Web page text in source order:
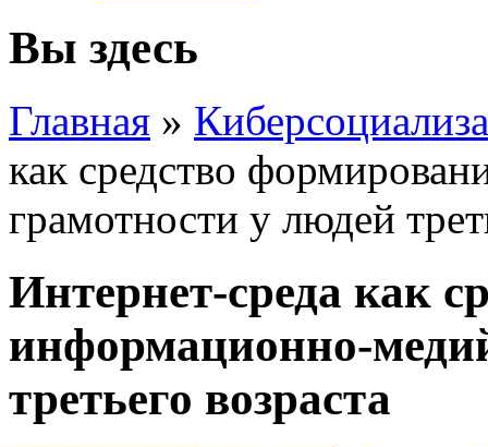
Вы здесь
Главная »
как средство
грамотности у людей
Интернет-среда как
информационно-
третьего возраста